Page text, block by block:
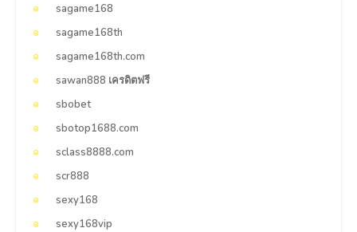
sagame168
sagame168th
sagame168th.com
sawan888 เครดิตฟรี
sbobet
sbotop1688.com
sclass8888.com
scr888
sexy168
sexy168vip